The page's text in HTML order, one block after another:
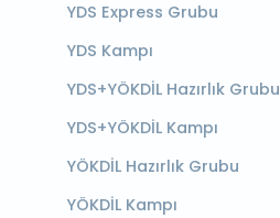
YDS Express Grubu
YDS Kampı
YDS+YÖKDİL Hazırlık Grubu
YDS+YÖKDİL Kampı
YÖKDİL Hazırlık Grubu
YÖKDİL Kampı